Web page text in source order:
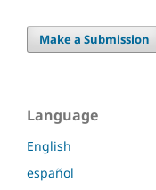
Make a Submission
Language
English
español